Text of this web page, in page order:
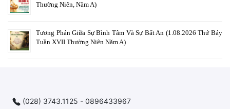
Thường Niên, Năm A)
Tương Phản Giữa Sự Bình Tâm Và Sự Bất An (1.08.2026 Thứ Bảy
Tuần XVII Thường Niên Năm A)
(028) 3743.1125 - 0896433967